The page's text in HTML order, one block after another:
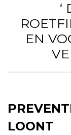
‘
EN
LOONT